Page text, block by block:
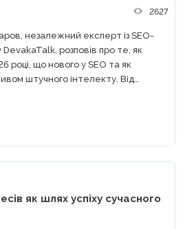
2627
незалежний експерт із SEO-
розповів про те, як
році, що нового у SEO та як
штучного інтелекту. Від
як шлях успіху сучасного